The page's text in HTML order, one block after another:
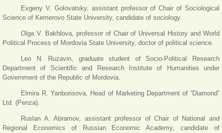
Evgeny V. Golovatsky, assistant professor of Chair of Sociological
Science of Kemerovo State University, candidate of sociology.
Olga V. Bakhlova, professor of Chair of Universal History and World
Political Process of Mordovia State University, doctor of political science.
Leo N. Ruzavin, graduate student of Socio-Political Research
Department of Scientific and Research Institute of Humanities under
Government of the Republic of Mordovia.
Elmira R. Yanborisova, Head of Marketing Department of “Diamond”
Ltd. (Penza).
Ruslan A. Abramov, assistant professor of Chair of National and
Regional Economics of Russian Economic Academy, candidate of